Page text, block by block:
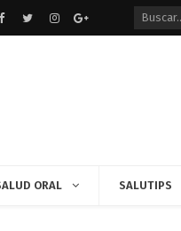
Facebook
TwitterinstagramGoogle+
ORAL SALUTIPS